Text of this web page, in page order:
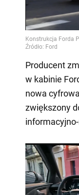
Producent
w kabinie
nowa
zwiększony